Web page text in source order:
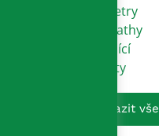
Katetry
Sheathy
Vodící
dráty
Zobrazit vše